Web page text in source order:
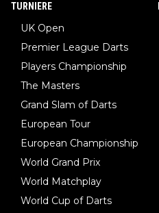
TURNIERE
UK Open
Premier League Darts
Players Championship
The Masters
Grand Slam of Darts
European Tour
European Championship
World Grand Prix
World Matchplay
World Cup of Darts